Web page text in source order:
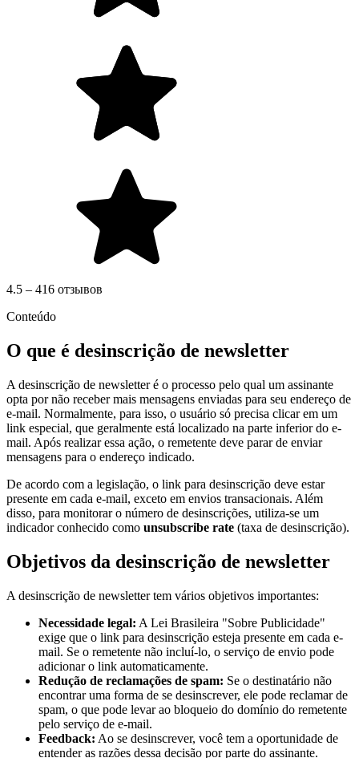
4.5 – 416 отзывов
Conteúdo
O que é desinscrição de newsletter
A desinscrição de newsletter é o processo pelo qual um assinante
opta por não receber mais mensagens enviadas para seu endereço de
e-mail. Normalmente, para isso, o usuário só precisa clicar em um
link especial, que geralmente está localizado na parte inferior do e-
mail. Após realizar essa ação, o remetente deve parar de enviar
mensagens para o endereço indicado.
De acordo com a legislação, o link para desinscrição deve estar
presente em cada e-mail, exceto em envios transacionais. Além
disso, para monitorar o número de desinscrições, utiliza-se um
indicador conhecido como unsubscribe rate (taxa de desinscrição).
Objetivos da desinscrição de newsletter
A desinscrição de newsletter tem vários objetivos importantes:
Necessidade legal: A Lei Brasileira "Sobre Publicidade"
exige que o link para desinscrição esteja presente em cada e-
mail. Se o remetente não incluí-lo, o serviço de envio pode
adicionar o link automaticamente.
Redução de reclamações de spam: Se o destinatário não
encontrar uma forma de se desinscrever, ele pode reclamar de
spam, o que pode levar ao bloqueio do domínio do remetente
pelo serviço de e-mail.
Feedback: Ao se desinscrever, você tem a oportunidade de
entender as razões dessa decisão por parte do assinante.